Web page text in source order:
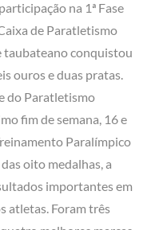
na 1ª Fase
de Paratletismo
taubateano conquistou
ouros e duas pratas.
do Paratletismo
fim de semana, 16 e
Paralímpico
oito medalhas, a
importantes em
atletas. Foram três